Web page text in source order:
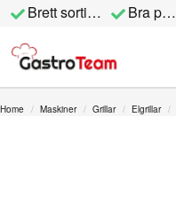
Brett sortiment Bra priser
Home Maskiner Grillar Elgrillar